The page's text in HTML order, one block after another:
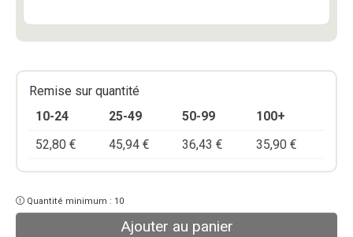
Remise sur quantité
10-24
25-49 50-99
100+
52,80 € 45,94 € 36,43 € 35,90 €
Quantité minimum : 10
Ajouter au panier